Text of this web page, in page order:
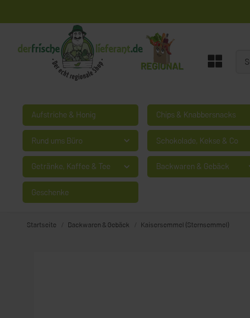
Aufstriche & Honig Chips & Knabbersnacks
Rund ums Büro Schokolade, Kekse & Co
Getränke, Kaffee & Tee Backwaren & Gebäck
Geschenke
Startseite Backwaren & Gebäck Kaisersemmel (Sternsemmel)